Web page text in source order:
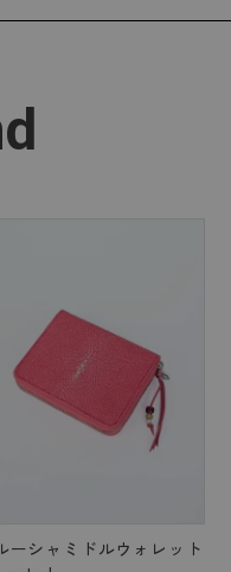
ーシャミドルウォレット